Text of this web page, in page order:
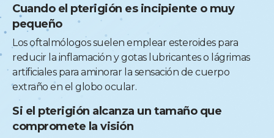
Cuando el pterigión es incipiente o muy
pequeño
Los oftalmólogos suelen emplear esteroides para
reducir la inflamación y gotas lubricantes o lágrimas
artificiales para aminorar la sensación de cuerpo
extraño en el globo ocular.
Si el pterigión alcanza un tamaño que
compromete la visión